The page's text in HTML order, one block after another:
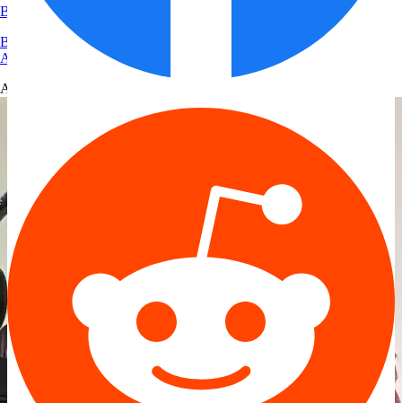
Bewertungen kaufen
Beratung zu illegalen und legalen Tricks von einem spezialisierten
Anwalt.
Aktuelles